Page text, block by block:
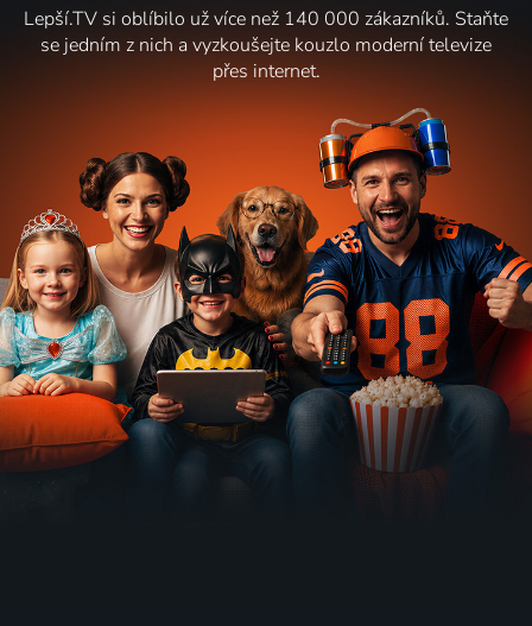
Lepší.TV si oblíbilo už více než 140 000 zákazníků. Staňte
se jedním z nich a vyzkoušejte kouzlo moderní televize
přes internet.